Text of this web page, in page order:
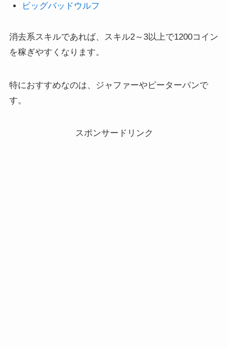
ビッグバッドウルフ
消去系スキルであれば、スキル2～3以上で1200コイン
を稼ぎやすくなります。
特におすすめなのは、ジャファーやピーターパンで
す。
スポンサードリンク